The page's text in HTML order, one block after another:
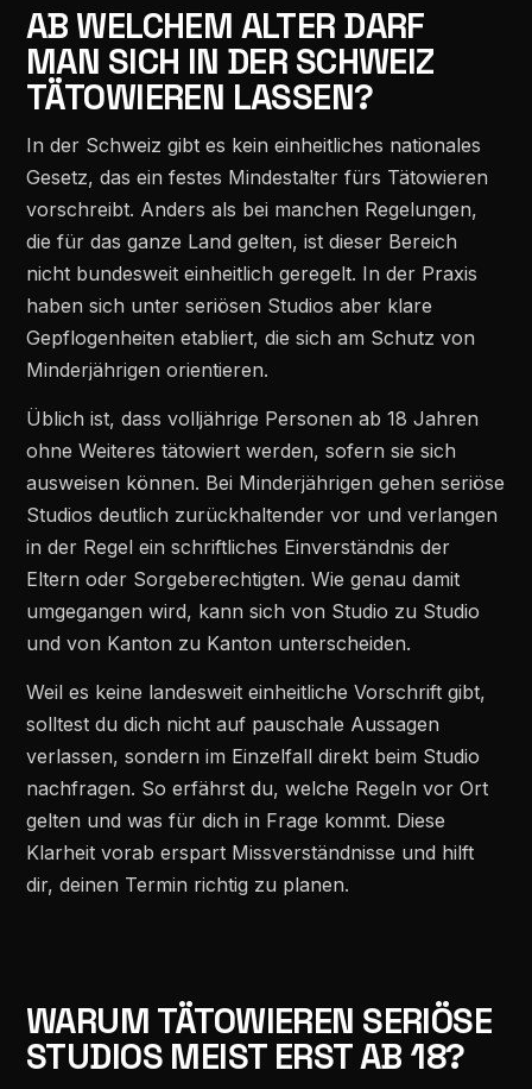
AB WELCHEM ALTER DARF
MAN SICH IN DER SCHWEIZ
TÄTOWIEREN LASSEN?
In der Schweiz gibt es kein einheitliches nationales
Gesetz, das ein festes Mindestalter fürs Tätowieren
vorschreibt. Anders als bei manchen Regelungen,
die für das ganze Land gelten, ist dieser Bereich
nicht bundesweit einheitlich geregelt. In der Praxis
haben sich unter seriösen Studios aber klare
Gepflogenheiten etabliert, die sich am Schutz von
Minderjährigen orientieren.
Üblich ist, dass volljährige Personen ab 18 Jahren
ohne Weiteres tätowiert werden, sofern sie sich
ausweisen können. Bei Minderjährigen gehen seriöse
Studios deutlich zurückhaltender vor und verlangen
in der Regel ein schriftliches Einverständnis der
Eltern oder Sorgeberechtigten. Wie genau damit
umgegangen wird, kann sich von Studio zu Studio
und von Kanton zu Kanton unterscheiden.
Weil es keine landesweit einheitliche Vorschrift gibt,
solltest du dich nicht auf pauschale Aussagen
verlassen, sondern im Einzelfall direkt beim Studio
nachfragen. So erfährst du, welche Regeln vor Ort
gelten und was für dich in Frage kommt. Diese
Klarheit vorab erspart Missverständnisse und hilft
dir, deinen Termin richtig zu planen.
WARUM TÄTOWIEREN SERIÖSE
STUDIOS MEIST ERST AB 18?